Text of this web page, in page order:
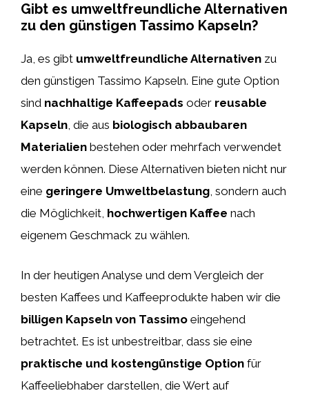
Gibt es umweltfreundliche Alternativen
zu den günstigen Tassimo Kapseln?
Ja, es gibt umweltfreundliche Alternativen zu
den günstigen Tassimo Kapseln. Eine gute Option
sind nachhaltige Kaffeepads oder reusable
Kapseln, die aus biologisch abbaubaren
Materialien bestehen oder mehrfach verwendet
werden können. Diese Alternativen bieten nicht nur
eine geringere Umweltbelastung, sondern auch
die Möglichkeit, hochwertigen Kaffee nach
eigenem Geschmack zu wählen.
In der heutigen Analyse und dem Vergleich der
besten Kaffees und Kaffeeprodukte haben wir die
billigen Kapseln von Tassimo eingehend
betrachtet. Es ist unbestreitbar, dass sie eine
praktische und kostengünstige Option für
Kaffeeliebhaber darstellen, die Wert auf